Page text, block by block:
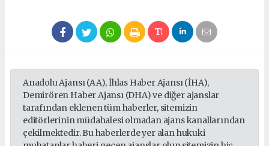
Anadolu Ajansı (AA), İhlas Haber Ajansı (İHA),
Demirören Haber Ajansı (DHA) ve diğer ajanslar
tarafından eklenen tüm haberler, sitemizin
editörlerinin müdahalesi olmadan ajans kanallarından
çekilmektedir. Bu haberlerde yer alan hukuki